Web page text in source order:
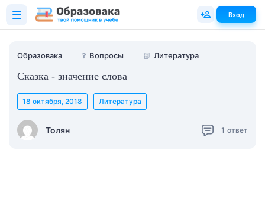
Образовака ❓ Вопросы 📗 Литература
Сказка - значение слова
Толян
18 октября, 2018 Литература
1 ответ
Вход